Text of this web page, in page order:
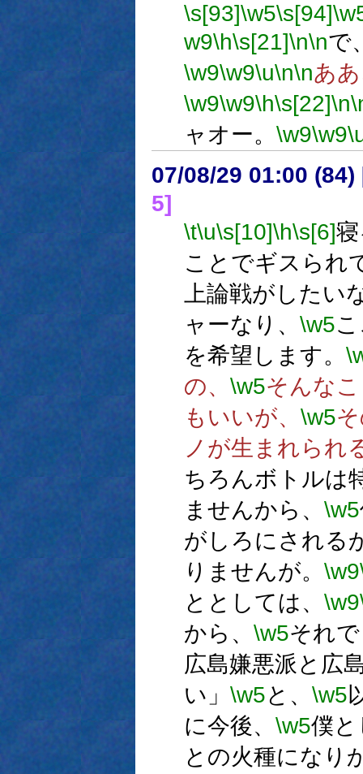
\s[93]\w5\s[94]
w9\h\s[21]\n\nで
\w9\w9\u\n\nあ
\w9\w9\h\s[22]\n
ャオー。 \w9\w9
07/08/29 01:00 (84)
5]
\t\u\s[10]\h\s[6]
ことでギスられ
上論戦がしたい
ャーなり、 \w5
を希望します。
の、 \w5そんな
もいいが、 \w5
ノが生まれられ
ちろんボトルは
ませんから、 \w5
がしろにされる
りませんが。 \w9
ととしては、 \w9
から、 \w5それ
広島嫌悪派と広
い」 \w5と、 \w5
に今後、 \w5僕
との火種になり